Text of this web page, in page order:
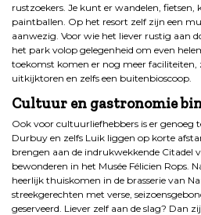
rustzoekers. Je kunt er wandelen, fietsen,
paintballen. Op het resort zelf zijn een
aanwezig. Voor wie het liever rustig aan
het park volop gelegenheid om even
toekomst komen er nog meer faciliteiten,
uitkijktoren en zelfs een buitenbioscoop.
Cultuur en gastronomie
Ook voor cultuurliefhebbers is er genoeg
Durbuy en zelfs Luik liggen op korte
brengen aan de indrukwekkende Citadel
bewonderen in het Musée Félicien Rops.
heerlijk thuiskomen in de brasserie van
streekgerechten met verse,
geserveerd. Liever zelf aan de slag? Dan